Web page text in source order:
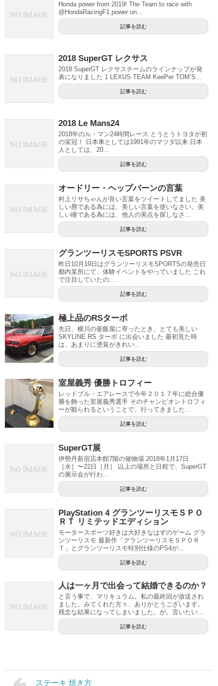
Honda power from 2019! The Team to race with
@HondaRacingF1 power un...
記事を読む
2018 SuperGT レクサス
2018 SuperGT レクサスチームのラインナップが発
表になりました 1 LEXUS TEAM KeePer TOM’S...
記事を読む
2018 Le Mans24
2018年のル・マン24時間レース とうとうトヨタが初
の栄冠！ 日本車としては1991年のマツダ以来 日本
人としては、20...
記事を読む
オードリー・ヘップバーンの言葉
村上リサちゃんが良い言葉をツイートしてました 美
しい唇である為には、美しい言葉を使いなさい。美
しい瞳である為には、他人の美点を探しなさ...
記事を読む
グランツーリスモSPORTS PSVR
昨日10月19日はグランツーリスモSPORTSの発売日
都内某所にて、体験イベントをやっていました これ
で注目していたの...
記事を読む
極上品のRSターボ
先日、横川の釜飯屋に寄ったとき、とても美しい
SKYLINE RS ターボ に出会いました 最初見た時
は、あまりに塗装がきれい...
記事を読む
室屋義秀 優勝トロフィー
レッドブル・エアレースで今年２０１７年に総合優
勝を飾った室屋義秀選手 そのチャンピオントロフィ
ーが観られるということで、行ってきました...
記事を読む
SuperGT展
伊勢丹新宿店本館7階の催物場 2018年1月17日
［水］〜22日［月］ 以上の場所と日程で、SuperGT
の展示会が行わ...
記事を読む
PlayStation 4 グランツーリスモＳＰＯ
ＲＴ リミテッドエディション
モータースポーツ好きは大好きなはずのゲーム グラ
ンツーリスモ 最新作「グランツーリスモＳＰＯＲ
Ｔ」とグランツーリスモ特別仕様のPS4が...
記事を読む
人は一ヶ月で出会って結婚できるのか？
と言う事で、マリキュラム。私の最終回が放送され
ました。みてくれた方々、ありがとうございます。
残念な結果になってしまいました。が。言いたい...
記事を読む
ステーキ 焼き方